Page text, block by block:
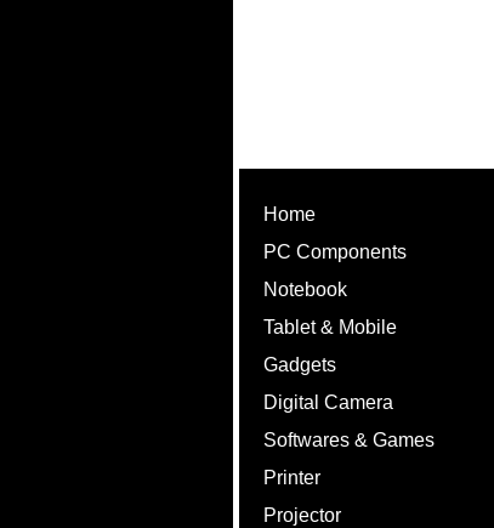
Home
PC Components
Notebook
Tablet & Mobile
Gadgets
Digital Camera
Softwares & Games
Printer
Projector